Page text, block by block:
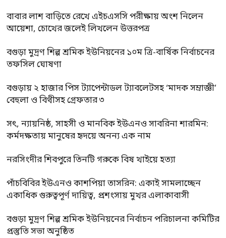
বাবার লাশ বাড়িতে রেখে এইচএসসি পরীক্ষায় অংশ নিলেন
আয়েশা, চোখের জলেই লিখলেন উত্তরপত্র
বগুড়া মুদ্রণ শিল্প শ্রমিক ইউনিয়নের ১০ম ত্রি-বার্ষিক নির্বাচনের
তফসিল ঘোষণা
বগুড়ায় ২ হাজার পিস ট্যাপেন্টাডল ট্যাবলেটসহ ‘মাদক সম্রাজ্ঞী’
বেহুলা ও বিথীসহ গ্রেফতার ৩
সৎ, ন্যায়নিষ্ঠ, সাহসী ও মানবিক ইউএনও সাবরিনা শারমিন:
কর্মদক্ষতায় মানুষের হৃদয়ে অনন্য এক নাম
নরসিংদীর শিবপুরে তিনটি গরুকে বিষ খাইয়ে হত্যা
পাঁচবিবির ইউএনও কাশপিয়া তাসরিন: একাই সামলাচ্ছেন
একাধিক গুরুত্বপূর্ণ দায়িত্ব, প্রশংসায় মুখর এলাকাবাসী
বগুড়া মুদ্রণ শিল্প শ্রমিক ইউনিয়নের নির্বাচন পরিচালনা কমিটির
প্রস্তুতি সভা অনুষ্ঠিত